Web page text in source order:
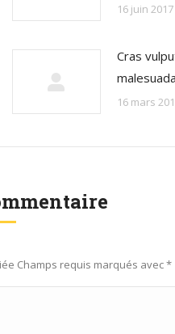
16 juin 2017
Cras
16 mars
Champs requis marqués avec*